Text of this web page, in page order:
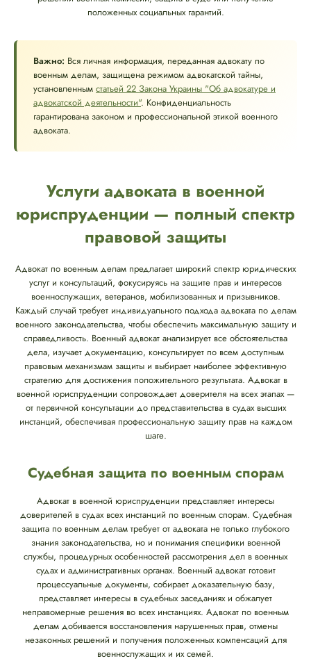
положенных социальных гарантий.
Важно: Вся личная информация, переданная адвокату по
военным делам, защищена режимом адвокатской тайны,
установленным статьей 22 Закона Украины "Об адвокатуре и
адвокатской деятельности". Конфиденциальность
гарантирована законом и профессиональной этикой военного
адвоката.
Услуги адвоката в военной
юриспруденции — полный спектр
правовой защиты
Адвокат по военным делам предлагает широкий спектр юридических
услуг и консультаций, фокусируясь на защите прав и интересов
военнослужащих, ветеранов, мобилизованных и призывников.
Каждый случай требует индивидуального подхода адвоката по делам
военного законодательства, чтобы обеспечить максимальную защиту и
справедливость. Военный адвокат анализирует все обстоятельства
дела, изучает документацию, консультирует по всем доступным
правовым механизмам защиты и выбирает наиболее эффективную
стратегию для достижения положительного результата. Адвокат в
военной юриспруденции сопровождает доверителя на всех этапах —
от первичной консультации до представительства в судах высших
инстанций, обеспечивая профессиональную защиту прав на каждом
шаге.
Судебная защита по военным спорам
Адвокат в военной юриспруденции представляет интересы
доверителей в судах всех инстанций по военным спорам. Судебная
защита по военным делам требует от адвоката не только глубокого
знания законодательства, но и понимания специфики военной
службы, процедурных особенностей рассмотрения дел в военных
судах и административных органах. Военный адвокат готовит
процессуальные документы, собирает доказательную базу,
представляет интересы в судебных заседаниях и обжалует
неправомерные решения во всех инстанциях. Адвокат по военным
делам добивается восстановления нарушенных прав, отмены
незаконных решений и получения положенных компенсаций для
военнослужащих и их семей.